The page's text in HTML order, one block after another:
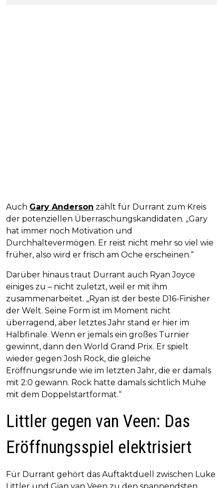
Auch Gary Anderson zählt für Durrant zum Kreis
der potenziellen Überraschungskandidaten. „Gary
hat immer noch Motivation und
Durchhaltevermögen. Er reist nicht mehr so viel wie
früher, also wird er frisch am Oche erscheinen.“
Darüber hinaus traut Durrant auch Ryan Joyce
einiges zu – nicht zuletzt, weil er mit ihm
zusammenarbeitet. „Ryan ist der beste D16-Finisher
der Welt. Seine Form ist im Moment nicht
überragend, aber letztes Jahr stand er hier im
Halbfinale. Wenn er jemals ein großes Turnier
gewinnt, dann den World Grand Prix. Er spielt
wieder gegen Josh Rock, die gleiche
Eröffnungsrunde wie im letzten Jahr, die er damals
mit 2:0 gewann. Rock hatte damals sichtlich Mühe
mit dem Doppelstartformat.“
Littler gegen van Veen: Das
Eröffnungsspiel elektrisiert
Für Durrant gehört das Auftaktduell zwischen Luke